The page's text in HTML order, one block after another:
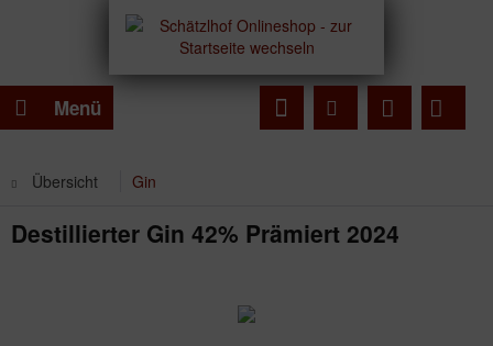
Menü
Übersicht Gin
Destillierter Gin 42% Prämiert 2024